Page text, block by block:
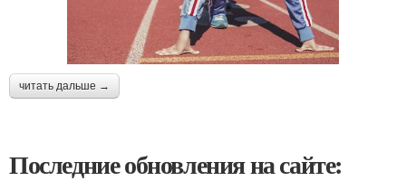
читать дальше →
Последние обновления на сайте: